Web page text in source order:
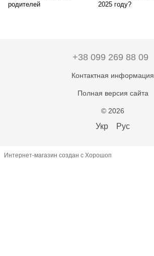
родителей
2025 году?
+38 099 269 88 09
Контактная информация
Полная версия сайта
© 2026
Укр Рус
Интернет-магазин создан с Хорошоп